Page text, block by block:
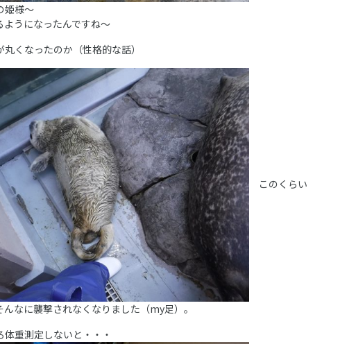
姫様～
ようになったんですね～
くなったのか（性格的な話）
このくらい
んなに襲撃されなくなりました（my足）。
重測定しないと・・・